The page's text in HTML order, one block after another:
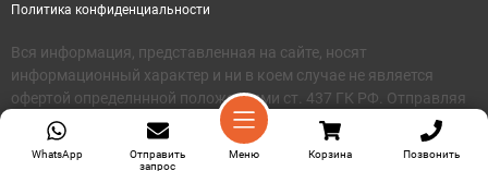
WhatsApp
Отправить
запрос
Меню Корзина Позвонить
Политика конфиденциальности
Вся информация, представленная на сайте, носят
информационный характер и ни в коем случае не является
офертой определннной положениями ст. 437 ГК РФ. Отправляя
сведения через любую желектронную форму на этом сайте, вы
соглащаетесь на обработку своих персональных данных